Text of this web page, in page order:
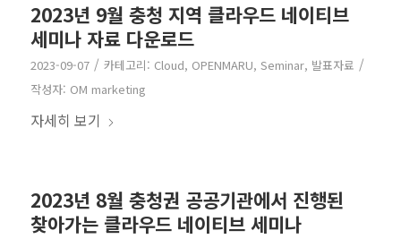
2023년 9월 충청 지역 클라우드 네이티브
세미나 자료 다운로드
2023-09-07 / 카테고리: Cloud, OPENMARU, Seminar, 발표자료 /
작성자: OM marketing
자세히 보기
2023년 8월 충청권 공공기관에서 진행된
찾아가는 클라우드 네이티브 세미나